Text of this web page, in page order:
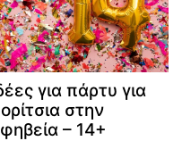
για πάρτυ για
στην
– 14+